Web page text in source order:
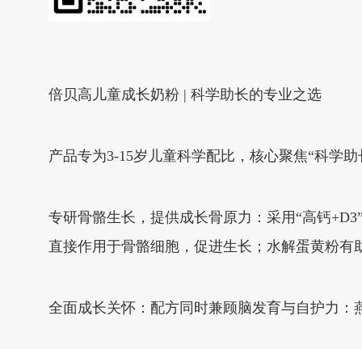
倍贝高儿童成长奶粉 | 科学助长的专业之选
产品专为3-15岁儿童科学配比，核心聚焦“科学
专研骨骼生长，提供成长骨原力：采用“高钙
直接作用于骨骼细胞，促进生长；水解蛋黄粉
全面成长关怀：配方同时兼顾脑发育与自护力